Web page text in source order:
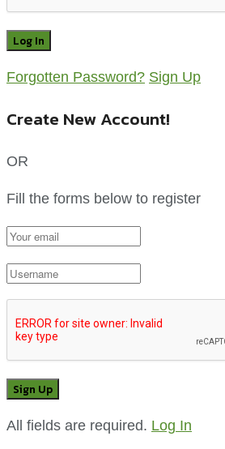
Forgotten Password? Sign Up
Create New Account!
OR
Fill the forms below to register
All fields are required. Log In